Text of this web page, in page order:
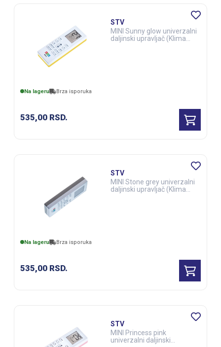
Na lageru Brza isporuka
535,00 RSD.
STV
MINI Sunny glow univerzalni
daljinski upravljač (Klima
Na lageru Brza isporuka
535,00 RSD.
STV
MINI Stone grey univerzalni
daljinski upravljač (Klima
STV
MINI Princess pink
univerzalni daljinski